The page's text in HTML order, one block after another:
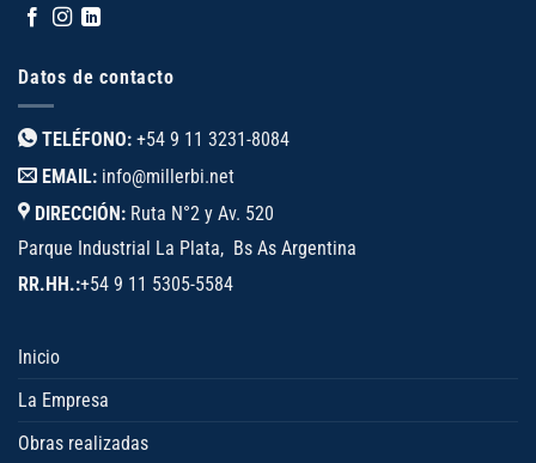
Datos de contacto
TELÉFONO: +54 9 11 3231-8084
EMAIL: info@millerbi.net
DIRECCIÓN: Ruta N°2 y Av. 520
Parque Industrial La Plata, Bs As Argentina
RR.HH.:+54 9 11 5305-5584
Inicio
La Empresa
Obras realizadas